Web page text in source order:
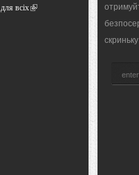
всіх